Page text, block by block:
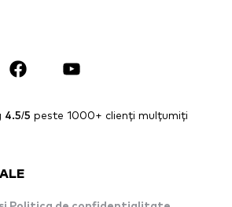
4.5/5 peste 1000+ clienți mulțumiți